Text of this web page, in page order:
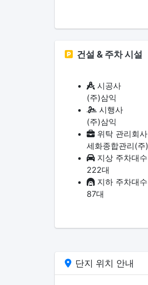
건설 & 주차 시설
시공사
(주)삼익
시행사
(주)삼익
위탁 관리회사
세화종합관리(주)
지상 주차대수
222대
지하 주차대수
87대
단지 위치 안내